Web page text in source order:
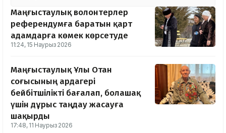
Маңғыстаулық волонтерлер
референдумға баратын қарт
адамдарға көмек көрсетуде
11:24, 15 Наурыз 2026
Маңғыстаулық Ұлы Отан
соғысының ардагері
бейбітшілікті бағалап, болашақ
үшін дұрыс таңдау жасауға
шақырды
17:48, 11 Наурыз 2026